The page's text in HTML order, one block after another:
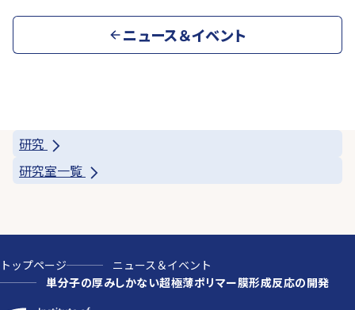
ニュース＆イベント
研究
研究室一覧
トップページ
ニュース＆イベント
単分子の厚みしかない超極薄ポリマー膜形成反応の開発